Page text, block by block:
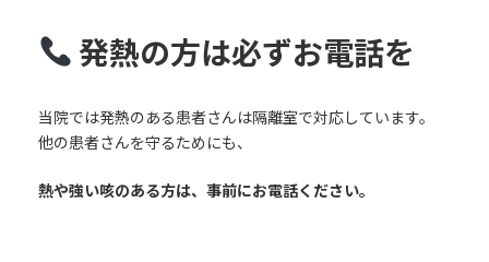
発熱の方は必ずお電話を
当院では発熱のある患者さんは隔離室で対応しています。
他の患者さんを守るためにも、
熱や強い咳のある方は、事前にお電話ください。